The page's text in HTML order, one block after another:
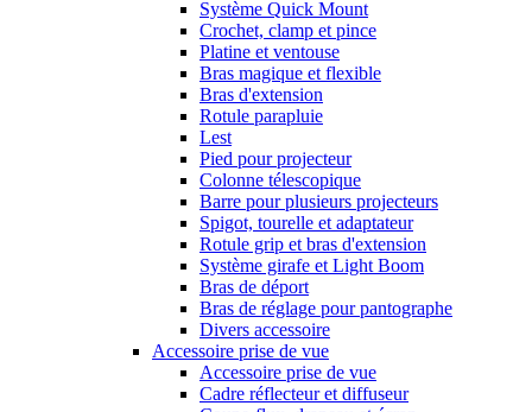
Système Quick Mount
Crochet, clamp et pince
Platine et ventouse
Bras magique et flexible
Bras d'extension
Rotule parapluie
Lest
Pied pour projecteur
Colonne télescopique
Barre pour plusieurs projecteurs
Spigot, tourelle et adaptateur
Rotule grip et bras d'extension
Système girafe et Light Boom
Bras de déport
Bras de réglage pour pantographe
Divers accessoire
Accessoire prise de vue
Accessoire prise de vue
Cadre réflecteur et diffuseur